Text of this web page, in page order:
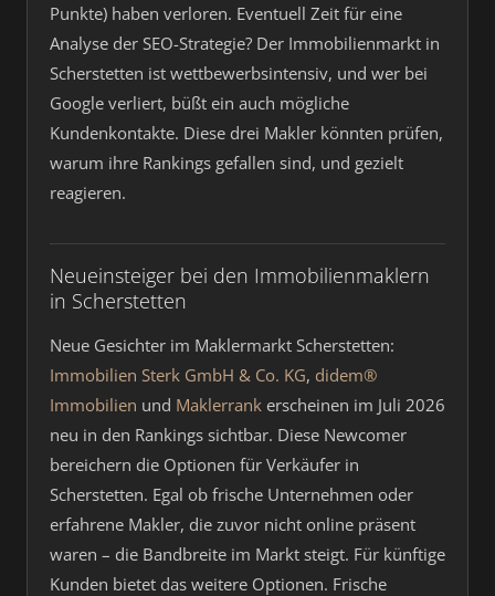
Punkte) haben verloren. Eventuell Zeit für eine
Analyse der SEO-Strategie? Der Immobilienmarkt in
Scherstetten ist wettbewerbsintensiv, und wer bei
Google verliert, büßt ein auch mögliche
Kundenkontakte. Diese drei Makler könnten prüfen,
warum ihre Rankings gefallen sind, und gezielt
reagieren.
Neueinsteiger bei den Immobilienmaklern
in Scherstetten
Neue Gesichter im Maklermarkt Scherstetten:
Immobilien Sterk GmbH & Co. KG, didem®
Immobilien und Maklerrank erscheinen im Juli 2026
neu in den Rankings sichtbar. Diese Newcomer
bereichern die Optionen für Verkäufer in
Scherstetten. Egal ob frische Unternehmen oder
erfahrene Makler, die zuvor nicht online präsent
waren – die Bandbreite im Markt steigt. Für künftige
Kunden bietet das weitere Optionen. Frische